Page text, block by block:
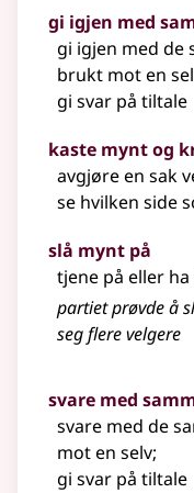
gi igjen med
gi igjen med de
brukt mot en
gi svar på tiltale
kaste mynt og
avgjøre en sak
se hvilken side
slå mynt på
tjene på eller
partiet prøvde å
seg flere velgere
svare med
svare med de
mot en selv;
gi svar på tiltale